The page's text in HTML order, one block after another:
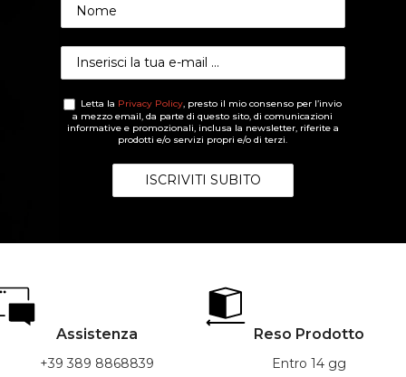
Letta la Privacy Policy, presto il mio consenso per l’invio
a mezzo email, da parte di questo sito, di comunicazioni
informative e promozionali, inclusa la newsletter, riferite a
prodotti e/o servizi propri e/o di terzi.
Assistenza
+39 389 8868839
Reso Prodotto
Entro 14 gg